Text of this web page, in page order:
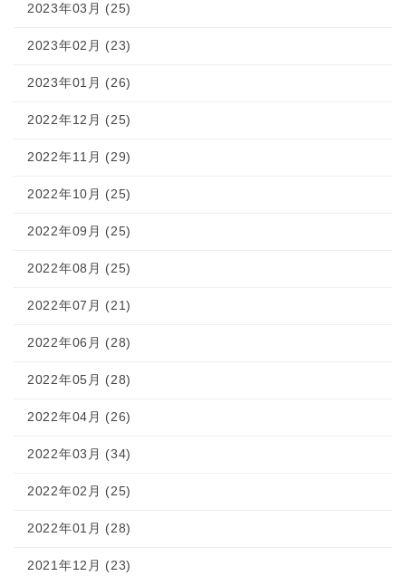
2023年03月 (25)
2023年02月 (23)
2023年01月 (26)
2022年12月 (25)
2022年11月 (29)
2022年10月 (25)
2022年09月 (25)
2022年08月 (25)
2022年07月 (21)
2022年06月 (28)
2022年05月 (28)
2022年04月 (26)
2022年03月 (34)
2022年02月 (25)
2022年01月 (28)
2021年12月 (23)